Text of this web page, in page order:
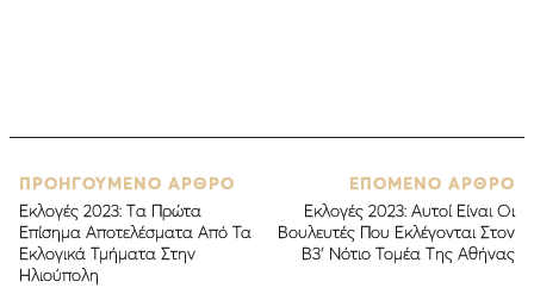
ΠΡΟΗΓΟΥΜΕΝΟ ΑΡΘΡΟ
Εκλογές 2023: Tα Πρώτα
Επίσημα Αποτελέσματα Από Τα
Εκλογικά Τμήματα Στην
Ηλιούπολη
ΕΠΟΜΕΝΟ ΑΡΘΡΟ
Εκλογές 2023: Αυτοί Είναι Οι
Βουλευτές Που Εκλέγονται Στον
Β3′ Νότιο Τομέα Της Αθήνας